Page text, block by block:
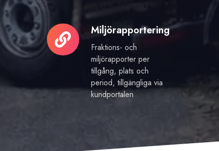
Miljörapportering
Fraktions- och
miljörapporter per
tillgång, plats och
period, tillgängliga via
kundportalen
Miljörapportering